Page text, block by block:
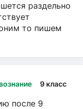
раздельно
то пишем
9 класс
после 9